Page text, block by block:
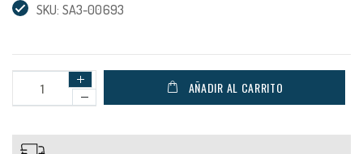
SKU: SA3-00693
AÑADIR AL CARRITO